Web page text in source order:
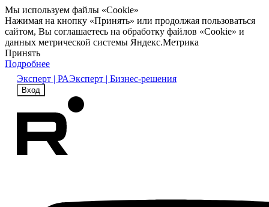
Мы используем файлы «Cookie»
Нажимая на кнопку «Принять» или продолжая пользоваться
сайтом, Вы соглашаетесь на обработку файлов «Cookie» и
данных метрической системы Яндекс.Метрика
Принять
Подробнее
Эксперт | РАЭксперт | Бизнес-решения
Вход